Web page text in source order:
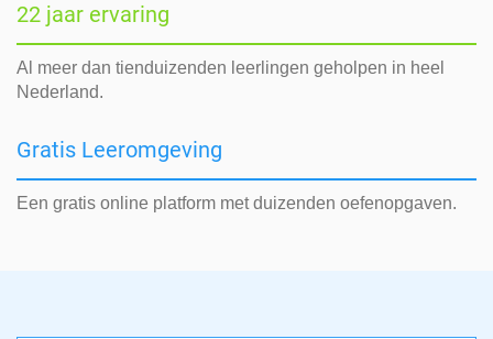
22 jaar ervaring
Al meer dan tienduizenden leerlingen geholpen in heel
Nederland.
Gratis Leeromgeving
Een gratis online platform met duizenden oefenopgaven.